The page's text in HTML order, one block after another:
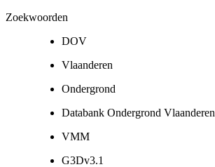
Zoekwoorden
DOV
Vlaanderen
Ondergrond
Databank Ondergrond Vlaanderen
VMM
G3Dv3.1